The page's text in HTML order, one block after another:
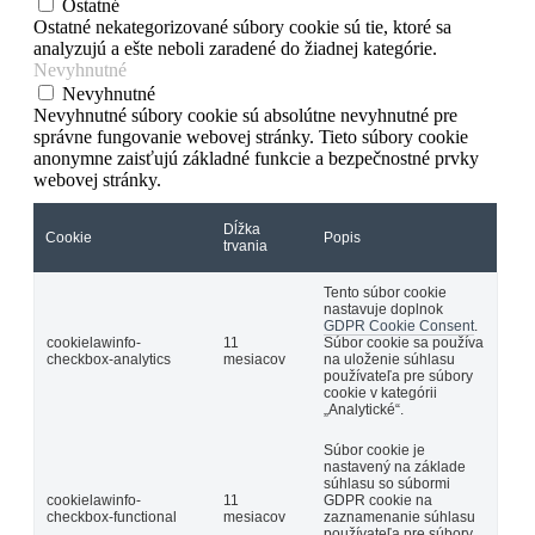
Ostatné
Ostatné nekategorizované súbory cookie sú tie, ktoré sa
analyzujú a ešte neboli zaradené do žiadnej kategórie.
Nevyhnutné
Nevyhnutné
Nevyhnutné súbory cookie sú absolútne nevyhnutné pre
správne fungovanie webovej stránky. Tieto súbory cookie
anonymne zaisťujú základné funkcie a bezpečnostné prvky
webovej stránky.
Cookie
Dĺžka
trvania
Popis
cookielawinfo-
checkbox-analytics
11
mesiacov
Tento súbor cookie
nastavuje doplnok
GDPR Cookie Consent.
Súbor cookie sa používa
na uloženie súhlasu
používateľa pre súbory
cookie v kategórii
„Analytické“.
cookielawinfo-
checkbox-functional
11
mesiacov
Súbor cookie je
nastavený na základe
súhlasu so súbormi
GDPR cookie na
zaznamenanie súhlasu